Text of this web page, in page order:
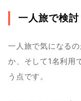
一人旅で検
一人旅で気になる
か、そして1名利用
う点です。